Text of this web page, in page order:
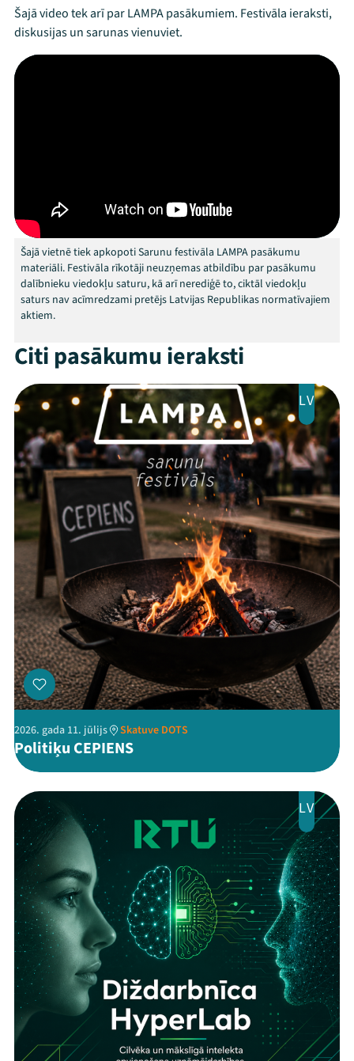
Mana programma
Festivāls
Jaunumi
Ziedo
Veikals
FacebookYoutube
X Instagram
Flick TikTok
Šajā video tek arī par LAMPA pasākumiem. Festivāla ieraksti,
diskusijas un sarunas vienuviet.
Šajā vietnē tiek apkopoti Sarunu festivāla LAMPA pasākumu
materiāli. Festivāla rīkotāji neuzņemas atbildību par pasākumu
dalībnieku viedokļu saturu, kā arī nerediģē to, ciktāl viedokļu
saturs nav acīmredzami pretējs Latvijas Republikas normatīvajiem
aktiem.
Citi pasākumu ieraksti
LV
2026. gada 11. jūlijs Skatuve DOTS
Politiķu CEPIENS
LV